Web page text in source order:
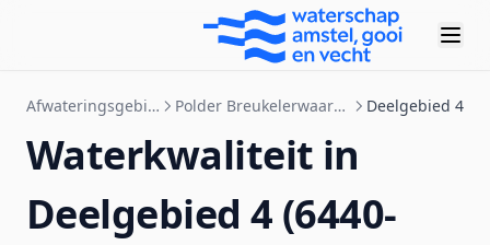
Afwateringsgebieden Polder Breukelerwaard West Deelgebied 4
Waterkwaliteit in
Deelgebied 4 (6440-